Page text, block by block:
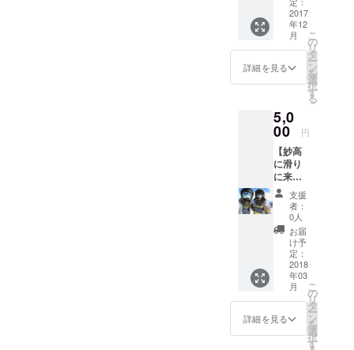
UPが見
込まれ
ます。
＜協賛
メ
WORK
Sのプロ
マンに
よる、
当日収
録ムー
ビーへ
のエン
ドロー
ルに掲
載
じょー
とまな
と関西
で飲み
に行け
る権利
イベン
ト企画
の経緯
やイベ
ントの
裏話な
ど、で
きる限
りなん
でもお
答え致
しま
す！！
所はプ
ロジェ
クト終
2017
年12
月
詳細を見る
こ
の
リ
タ
ー
ン
を
選
択
す
る
5,0
00 円
【妙高
に滑り
に来て
くれる
方向
け！！
！】 妙
高の山
を一緒
に滑れ
る権利
す！！
2017-
18シー
支援
者：
0人
お届
け予
定：
2018
年03
月
詳細を見る
こ
の
リ
タ
ー
ン
を
選
択
す